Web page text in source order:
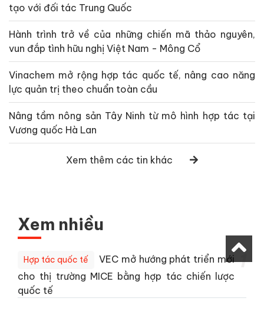
tạo với đối tác Trung Quốc
Hành trình trở về của những chiến mã thảo nguyên,
vun đắp tình hữu nghị Việt Nam - Mông Cổ
Vinachem mở rộng hợp tác quốc tế, nâng cao năng
lực quản trị theo chuẩn toàn cầu
Nâng tầm nông sản Tây Ninh từ mô hình hợp tác tại
Vương quốc Hà Lan
Xem thêm các tin khác
Xem nhiều
Hợp tác quốc tế
VEC mở hướng phát triển mới
cho thị trường MICE bằng hợp tác chiến lược
quốc tế
1